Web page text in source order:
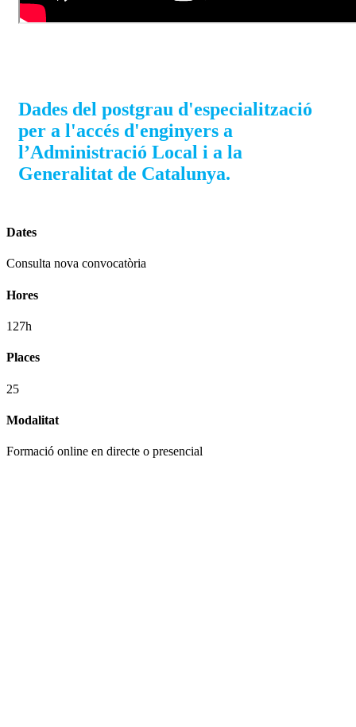
Dades del postgrau d'especialització
per a l'accés d'enginyers a
l’Administració Local i a la
Generalitat de Catalunya.
Dates
Consulta nova convocatòria
Hores
127h
Places
25
Modalitat
Formació online en directe o presencial